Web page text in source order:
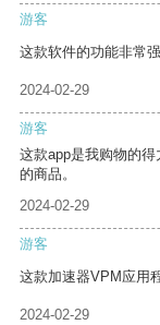
游客
这款软件的功能非常
2024-02-29
游客
这款app是我购物的
的商品。
2024-02-29
游客
这款加速器VPM应用
2024-02-29